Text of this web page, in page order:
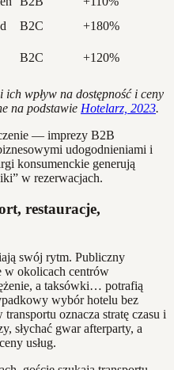
B2C +180%
B2C +120%
wpływ na dostępność i ceny
na podstawie Hotelarz, 2023.
— imprezy B2B
udogodnieniami i
konsumenckie generują
w rezerwacjach.
restauracje,
swój rytm. Publiczny
w okolicach centrów
a taksówki… potrafią
wybór hotelu bez
oznacza stratę czasu i
słychać gwar afterparty, a
usług.